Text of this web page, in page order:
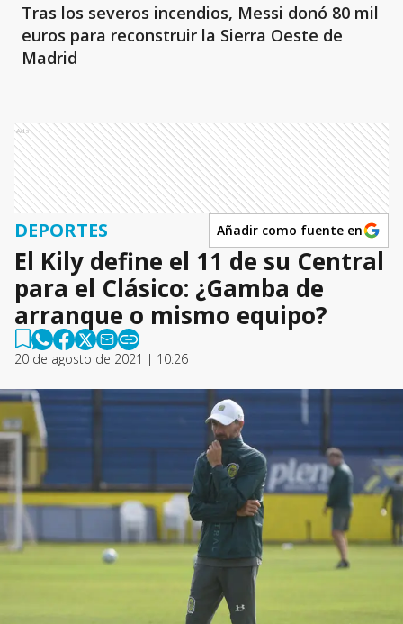
Tras los severos incendios, Messi donó 80 mil
euros para reconstruir la Sierra Oeste de
Madrid
Ads
DEPORTES Añadir como fuente en
El Kily define el 11 de su Central
para el Clásico: ¿Gamba de
arranque o mismo equipo?
20 de agosto de 2021 | 10:26